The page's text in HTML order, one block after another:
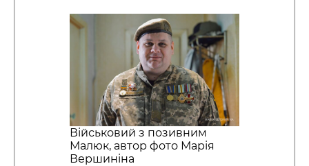
Військовий з позивним
Малюк, автор фото Марія
Вершиніна